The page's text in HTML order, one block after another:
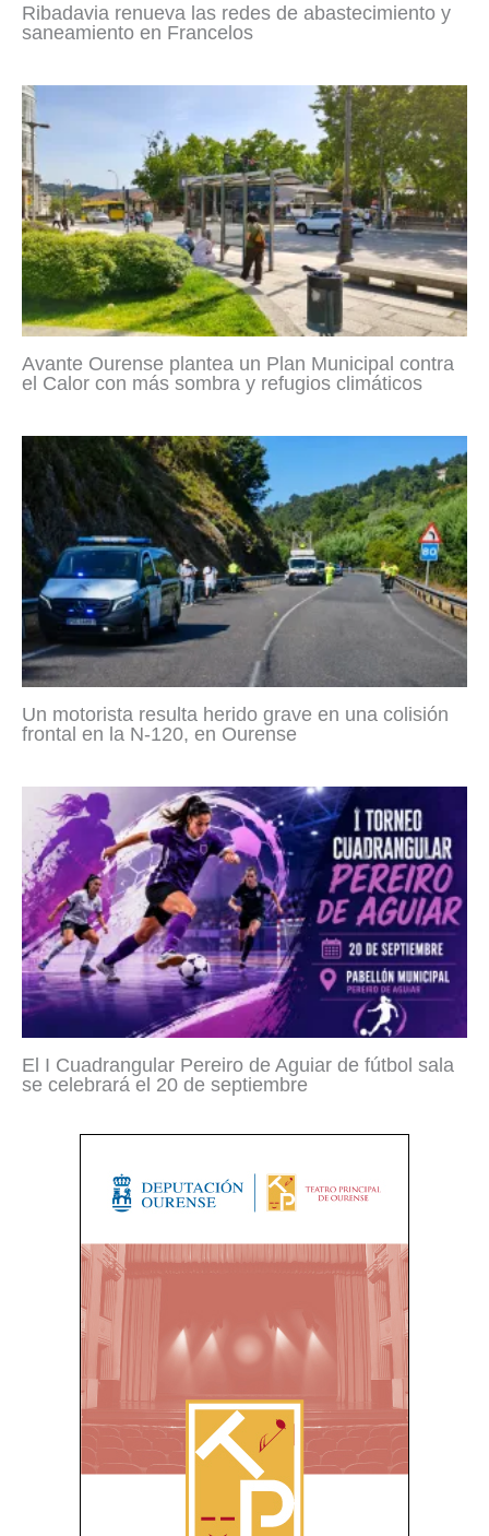
Ribadavia renueva las redes de abastecimiento y
saneamiento en Francelos
Avante Ourense plantea un Plan Municipal contra
el Calor con más sombra y refugios climáticos
Un motorista resulta herido grave en una colisión
frontal en la N-120, en Ourense
El I Cuadrangular Pereiro de Aguiar de fútbol sala
se celebrará el 20 de septiembre